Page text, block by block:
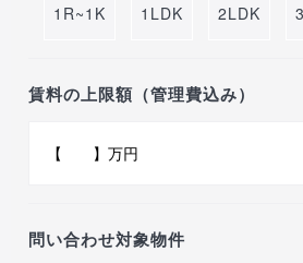
1R~1K 1LDK 2LDK
賃料の上限額（管理費込み）
問い合わせ対象物件